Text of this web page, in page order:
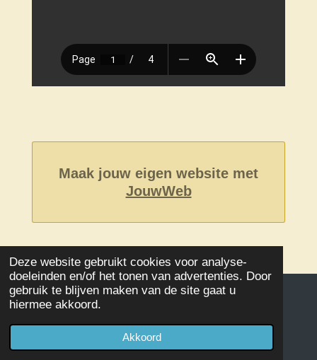
Deze website gebruikt cookies voor analyse-
doeleinden en/of het tonen van advertenties. Door
gebruik te blijven maken van de site gaat u
hiermee akkoord.
Akkoord
Maak jouw eigen website met
JouwWeb
Powered byJouwWeb